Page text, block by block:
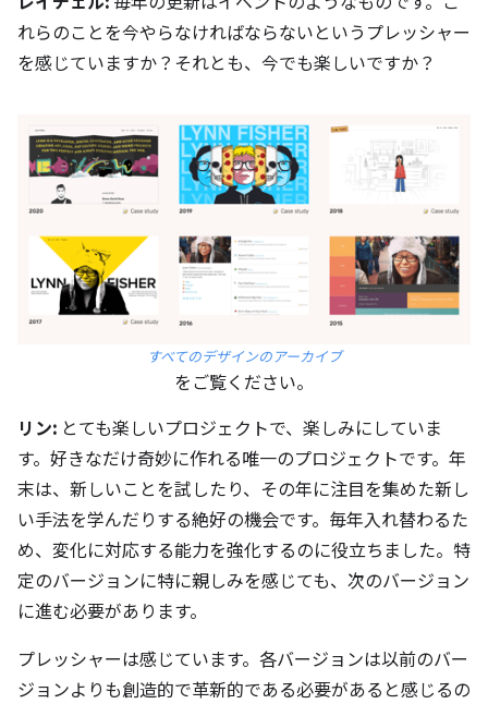
れらのことを今やらなければならないというプレッシャー
を感じていますか？それとも、今でも楽しいですか？
すべてのデザインのアーカイブ
をご覧ください。
リン: とても楽しいプロジェクトで、楽しみにしていま
す。好きなだけ奇妙に作れる唯一のプロジェクトです。年
末は、新しいことを試したり、その年に注目を集めた新し
い手法を学んだりする絶好の機会です。毎年入れ替わるた
め、変化に対応する能力を強化するのに役立ちました。特
定のバージョンに特に親しみを感じても、次のバージョン
に進む必要があります。
プレッシャーは感じています。各バージョンは以前のバー
ジョンよりも創造的で革新的である必要があると感じるの